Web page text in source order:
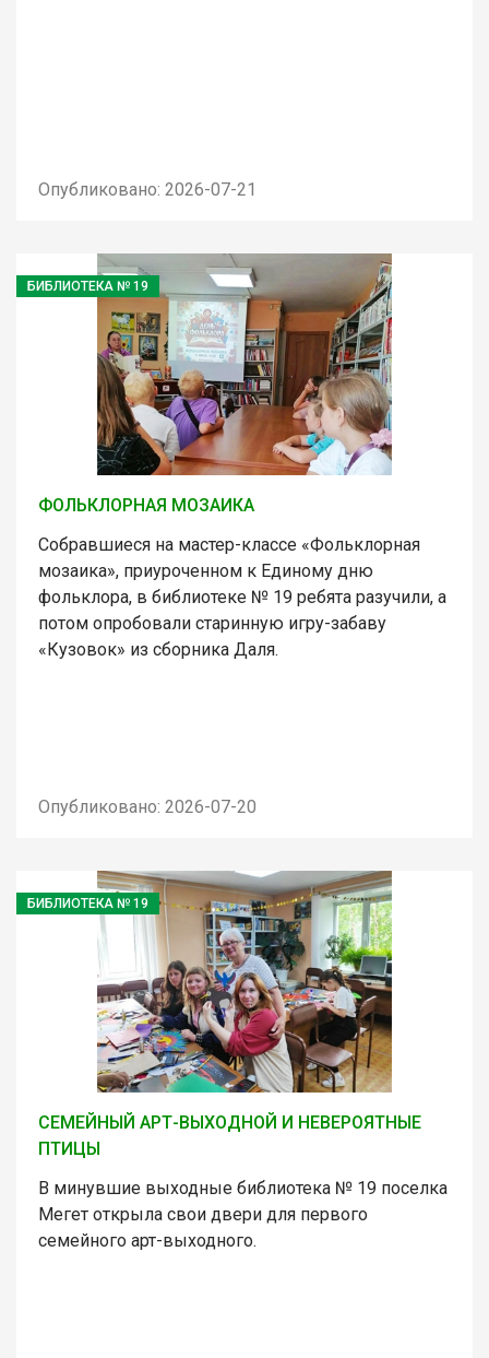
Опубликовано: 2026-07-21
БИБЛИОТЕКА № 19
ФОЛЬКЛОРНАЯ МОЗАИКА
Собравшиеся на мастер-классе «Фольклорная
мозаика», приуроченном к Единому дню
фольклора, в библиотеке № 19 ребята разучили, а
потом опробовали старинную игру-забаву
«Кузовок» из сборника Даля.
Опубликовано: 2026-07-20
БИБЛИОТЕКА № 19
СЕМЕЙНЫЙ АРТ-ВЫХОДНОЙ И НЕВЕРОЯТНЫЕ
ПТИЦЫ
В минувшие выходные библиотека № 19 поселка
Мегет открыла свои двери для первого
семейного арт-выходного.